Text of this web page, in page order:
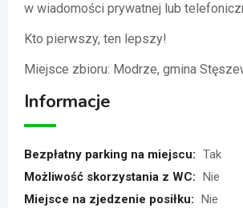
w wiadomości prywatnej lub
Kto pierwszy, ten lepszy!
Miejsce zbioru: Modrze, gmina
Informacje
Bezpłatny parking na miejscu: Tak
Możliwość skorzystania z WC:
Nie
Miejsce na zjedzenie posiłku:
Nie